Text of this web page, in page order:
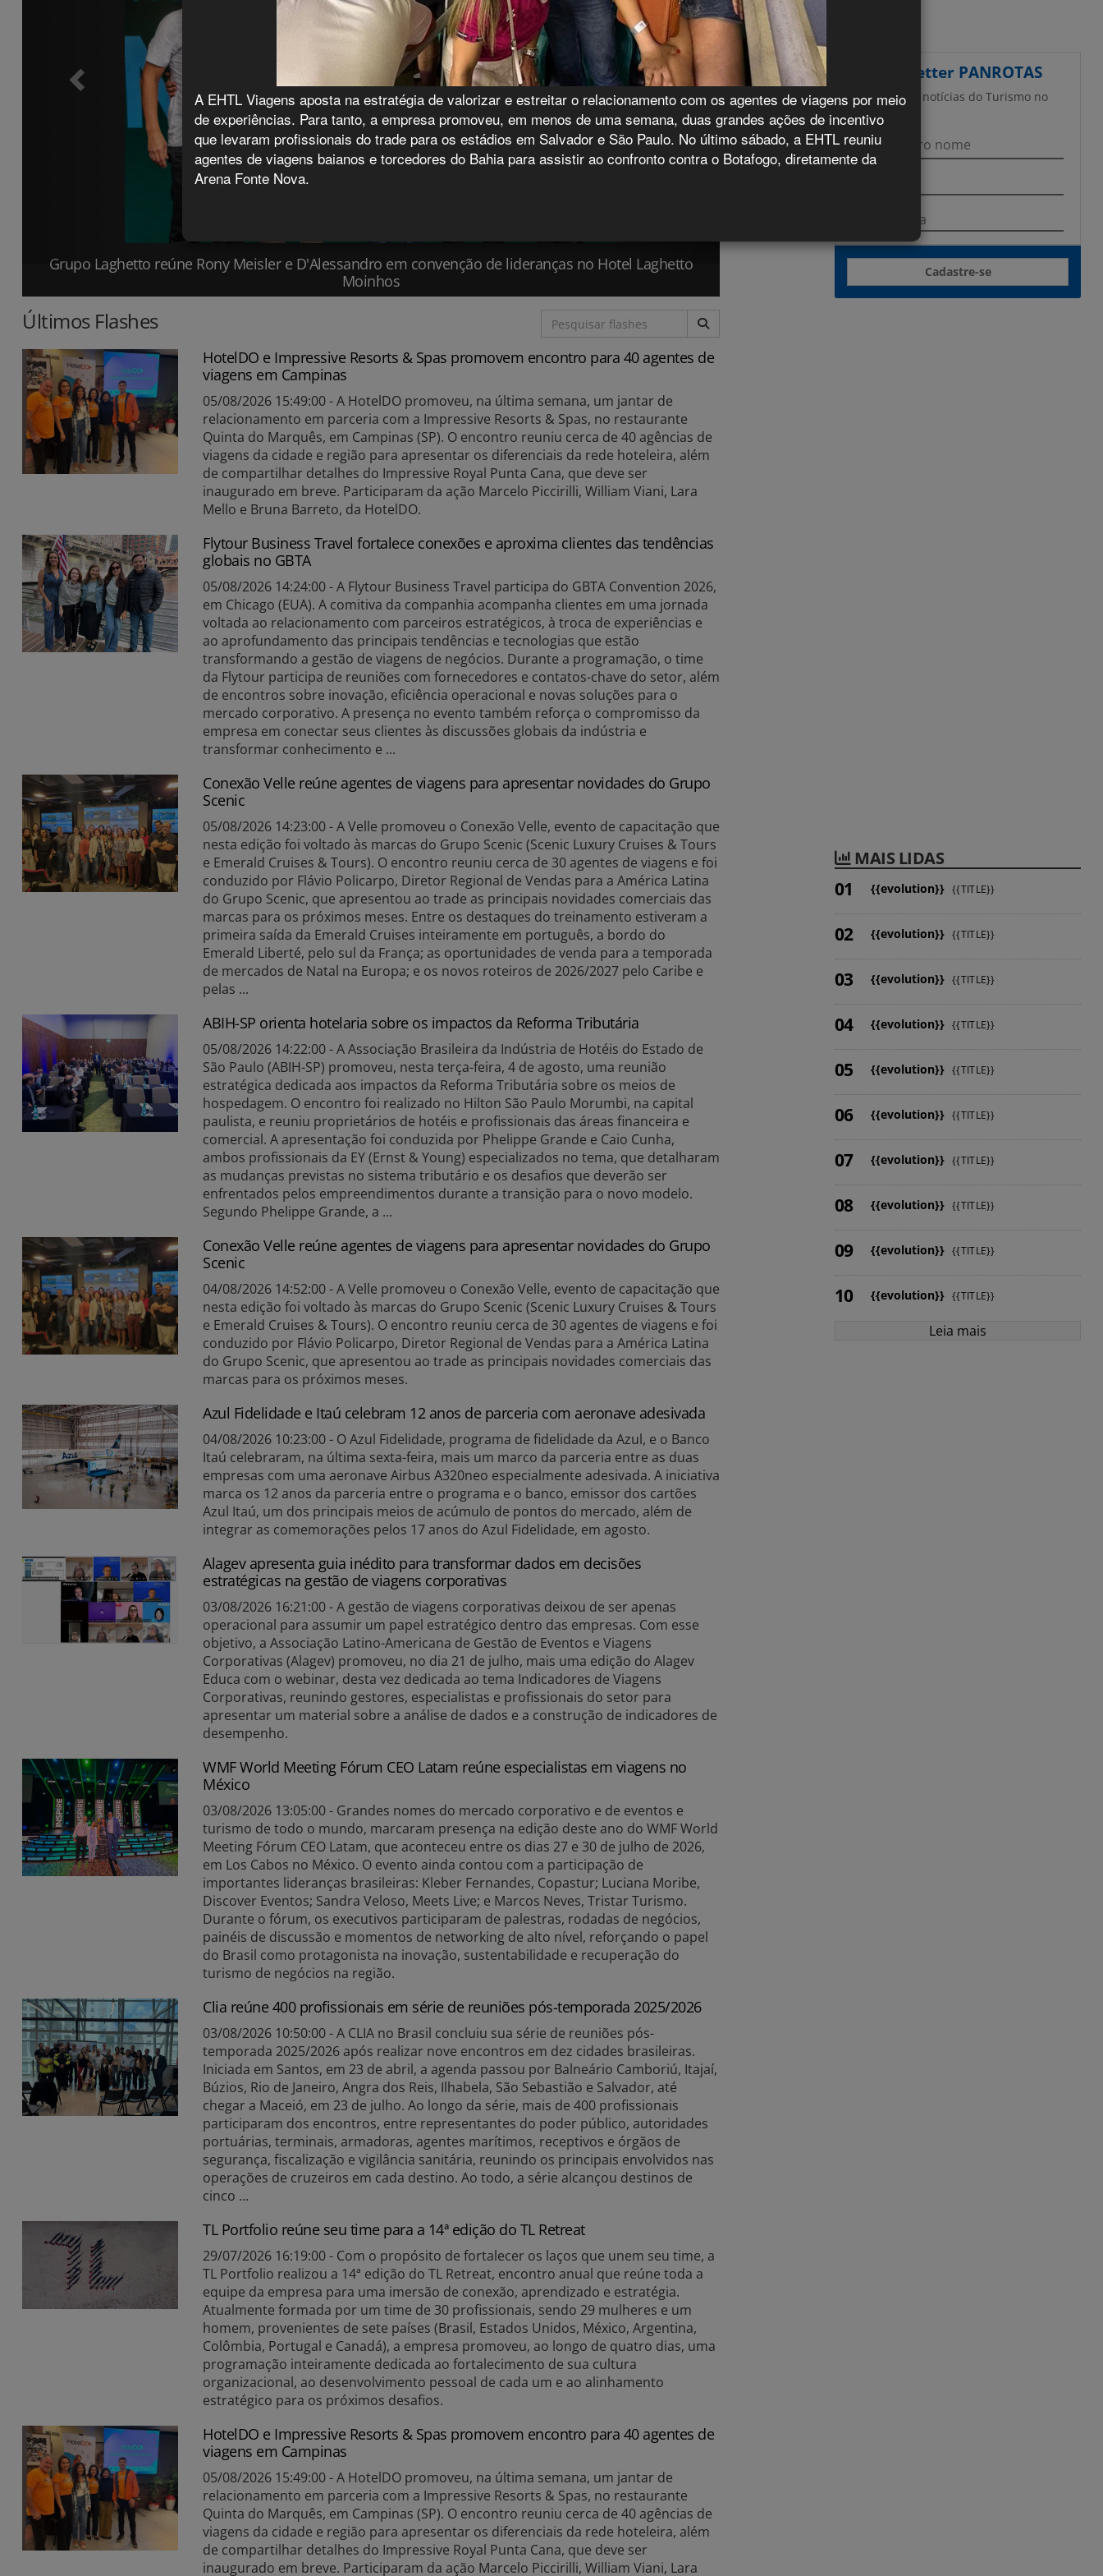
Grupo Laghetto reúne Rony Meisler e D'Alessandro em convenção de lideranças no Hotel Laghetto
Moinhos
Últimos Flashes
HotelDO e Impressive Resorts & Spas promovem encontro para 40 agentes de
viagens em Campinas
05/08/2026 15:49:00 - A HotelDO promoveu, na última semana, um jantar de
relacionamento em parceria com a Impressive Resorts & Spas, no restaurante
Quinta do Marquês, em Campinas (SP). O encontro reuniu cerca de 40 agências de
viagens da cidade e região para apresentar os diferenciais da rede hoteleira, além
de compartilhar detalhes do Impressive Royal Punta Cana, que deve ser
inaugurado em breve. Participaram da ação Marcelo Piccirilli, William Viani, Lara
Mello e Bruna Barreto, da HotelDO.
Flytour Business Travel fortalece conexões e aproxima clientes das tendências
globais no GBTA
05/08/2026 14:24:00 - A Flytour Business Travel participa do GBTA Convention 2026,
em Chicago (EUA). A comitiva da companhia acompanha clientes em uma jornada
voltada ao relacionamento com parceiros estratégicos, à troca de experiências e
ao aprofundamento das principais tendências e tecnologias que estão
transformando a gestão de viagens de negócios. Durante a programação, o time
da Flytour participa de reuniões com fornecedores e contatos-chave do setor, além
de encontros sobre inovação, eficiência operacional e novas soluções para o
mercado corporativo. A presença no evento também reforça o compromisso da
empresa em conectar seus clientes às discussões globais da indústria e
transformar conhecimento e ...
Conexão Velle reúne agentes de viagens para apresentar novidades do Grupo
Scenic
05/08/2026 14:23:00 - A Velle promoveu o Conexão Velle, evento de capacitação que
nesta edição foi voltado às marcas do Grupo Scenic (Scenic Luxury Cruises & Tours
e Emerald Cruises & Tours). O encontro reuniu cerca de 30 agentes de viagens e foi
conduzido por Flávio Policarpo, Diretor Regional de Vendas para a América Latina
do Grupo Scenic, que apresentou ao trade as principais novidades comerciais das
marcas para os próximos meses. Entre os destaques do treinamento estiveram a
primeira saída da Emerald Cruises inteiramente em português, a bordo do
Emerald Liberté, pelo sul da França; as oportunidades de venda para a temporada
de mercados de Natal na Europa; e os novos roteiros de 2026/2027 pelo Caribe e
pelas ...
ABIH-SP orienta hotelaria sobre os impactos da Reforma Tributária
05/08/2026 14:22:00 - A Associação Brasileira da Indústria de Hotéis do Estado de
São Paulo (ABIH-SP) promoveu, nesta terça-feira, 4 de agosto, uma reunião
estratégica dedicada aos impactos da Reforma Tributária sobre os meios de
hospedagem. O encontro foi realizado no Hilton São Paulo Morumbi, na capital
paulista, e reuniu proprietários de hotéis e profissionais das áreas financeira e
comercial. A apresentação foi conduzida por Phelippe Grande e Caio Cunha,
ambos profissionais da EY (Ernst & Young) especializados no tema, que detalharam
as mudanças previstas no sistema tributário e os desafios que deverão ser
enfrentados pelos empreendimentos durante a transição para o novo modelo.
Segundo Phelippe Grande, a ...
Conexão Velle reúne agentes de viagens para apresentar novidades do Grupo
Scenic
04/08/2026 14:52:00 - A Velle promoveu o Conexão Velle, evento de capacitação que
nesta edição foi voltado às marcas do Grupo Scenic (Scenic Luxury Cruises & Tours
e Emerald Cruises & Tours). O encontro reuniu cerca de 30 agentes de viagens e foi
conduzido por Flávio Policarpo, Diretor Regional de Vendas para a América Latina
do Grupo Scenic, que apresentou ao trade as principais novidades comerciais das
marcas para os próximos meses.
Azul Fidelidade e Itaú celebram 12 anos de parceria com aeronave adesivada
04/08/2026 10:23:00 - O Azul Fidelidade, programa de fidelidade da Azul, e o Banco
Itaú celebraram, na última sexta-feira, mais um marco da parceria entre as duas
empresas com uma aeronave Airbus A320neo especialmente adesivada. A iniciativa
marca os 12 anos da parceria entre o programa e o banco, emissor dos cartões
Azul Itaú, um dos principais meios de acúmulo de pontos do mercado, além de
integrar as comemorações pelos 17 anos do Azul Fidelidade, em agosto.
Alagev apresenta guia inédito para transformar dados em decisões
estratégicas na gestão de viagens corporativas
03/08/2026 16:21:00 - A gestão de viagens corporativas deixou de ser apenas
operacional para assumir um papel estratégico dentro das empresas. Com esse
objetivo, a Associação Latino-Americana de Gestão de Eventos e Viagens
Corporativas (Alagev) promoveu, no dia 21 de julho, mais uma edição do Alagev
Educa com o webinar, desta vez dedicada ao tema Indicadores de Viagens
Corporativas, reunindo gestores, especialistas e profissionais do setor para
apresentar um material sobre a análise de dados e a construção de indicadores de
desempenho.
WMF World Meeting Fórum CEO Latam reúne especialistas em viagens no
México
03/08/2026 13:05:00 - Grandes nomes do mercado corporativo e de eventos e
turismo de todo o mundo, marcaram presença na edição deste ano do WMF World
Meeting Fórum CEO Latam, que aconteceu entre os dias 27 e 30 de julho de 2026,
em Los Cabos no México. O evento ainda contou com a participação de
importantes lideranças brasileiras: Kleber Fernandes, Copastur; Luciana Moribe,
Discover Eventos; Sandra Veloso, Meets Live; e Marcos Neves, Tristar Turismo.
Durante o fórum, os executivos participaram de palestras, rodadas de negócios,
painéis de discussão e momentos de networking de alto nível, reforçando o papel
do Brasil como protagonista na inovação, sustentabilidade e recuperação do
turismo de negócios na região.
Clia reúne 400 profissionais em série de reuniões pós-temporada 2025/2026
03/08/2026 10:50:00 - A CLIA no Brasil concluiu sua série de reuniões pós-
temporada 2025/2026 após realizar nove encontros em dez cidades brasileiras.
Iniciada em Santos, em 23 de abril, a agenda passou por Balneário Camboriú, Itajaí,
Búzios, Rio de Janeiro, Angra dos Reis, Ilhabela, São Sebastião e Salvador, até
chegar a Maceió, em 23 de julho. Ao longo da série, mais de 400 profissionais
participaram dos encontros, entre representantes do poder público, autoridades
portuárias, terminais, armadoras, agentes marítimos, receptivos e órgãos de
segurança, fiscalização e vigilância sanitária, reunindo os principais envolvidos nas
operações de cruzeiros em cada destino. Ao todo, a série alcançou destinos de
cinco ...
TL Portfolio reúne seu time para a 14ª edição do TL Retreat
29/07/2026 16:19:00 - Com o propósito de fortalecer os laços que unem seu time, a
TL Portfolio realizou a 14ª edição do TL Retreat, encontro anual que reúne toda a
equipe da empresa para uma imersão de conexão, aprendizado e estratégia.
Atualmente formada por um time de 30 profissionais, sendo 29 mulheres e um
homem, provenientes de sete países (Brasil, Estados Unidos, México, Argentina,
Colômbia, Portugal e Canadá), a empresa promoveu, ao longo de quatro dias, uma
programação inteiramente dedicada ao fortalecimento de sua cultura
organizacional, ao desenvolvimento pessoal de cada um e ao alinhamento
estratégico para os próximos desafios.
HotelDO e Impressive Resorts & Spas promovem encontro para 40 agentes de
viagens em Campinas
05/08/2026 15:49:00 - A HotelDO promoveu, na última semana, um jantar de
relacionamento em parceria com a Impressive Resorts & Spas, no restaurante
Quinta do Marquês, em Campinas (SP). O encontro reuniu cerca de 40 agências de
viagens da cidade e região para apresentar os diferenciais da rede hoteleira, além
de compartilhar detalhes do Impressive Royal Punta Cana, que deve ser
inaugurado em breve. Participaram da ação Marcelo Piccirilli, William Viani, Lara
Newsletter PANROTAS
As principais notícias do Turismo no
seu e-mail
Cadastre-se
MAIS LIDAS
{{evolution}} {{TITLE}}
{{evolution}} {{TITLE}}
{{evolution}} {{TITLE}}
{{evolution}} {{TITLE}}
{{evolution}} {{TITLE}}
{{evolution}} {{TITLE}}
{{evolution}} {{TITLE}}
{{evolution}} {{TITLE}}
{{evolution}} {{TITLE}}
{{evolution}} {{TITLE}}
Leia mais
A EHTL Viagens aposta na estratégia de valorizar e estreitar o relacionamento com os agentes de viagens por meio
de experiências. Para tanto, a empresa promoveu, em menos de uma semana, duas grandes ações de incentivo
que levaram profissionais do trade para os estádios em Salvador e São Paulo. No último sábado, a EHTL reuniu
agentes de viagens baianos e torcedores do Bahia para assistir ao confronto contra o Botafogo, diretamente da
Arena Fonte Nova.